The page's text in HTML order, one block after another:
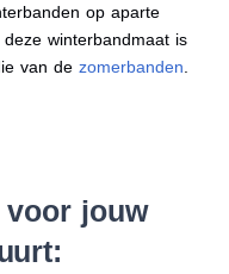
op aparte
winterbandmaat is
van dezomerbanden
jouw